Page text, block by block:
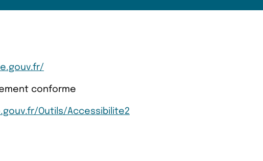
conforme
Outils/Accessibilite2